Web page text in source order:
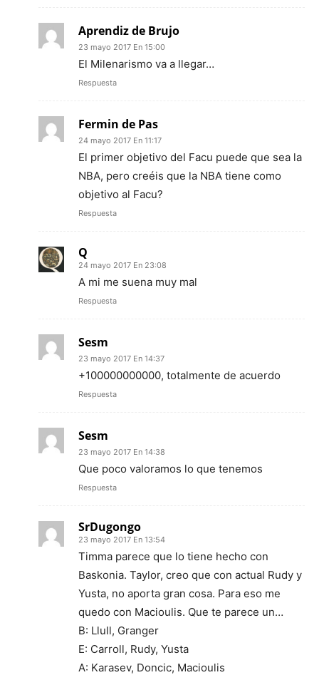
Aprendiz de Brujo
23 mayo 2017 En 15:00
El Milenarismo va a llegar…
Respuesta
Fermin de Pas
24 mayo 2017 En 11:17
El primer objetivo del Facu puede que sea la
NBA, pero creéis que la NBA tiene como
objetivo al Facu?
Respuesta
Q
24 mayo 2017 En 23:08
A mi me suena muy mal
Respuesta
Sesm
23 mayo 2017 En 14:37
+100000000000, totalmente de acuerdo
Respuesta
Sesm
23 mayo 2017 En 14:38
Que poco valoramos lo que tenemos
Respuesta
SrDugongo
23 mayo 2017 En 13:54
Timma parece que lo tiene hecho con
Baskonia. Taylor, creo que con actual Rudy y
Yusta, no aporta gran cosa. Para eso me
quedo con Macioulis. Que te parece un…
B: Llull, Granger
E: Carroll, Rudy, Yusta
A: Karasev, Doncic, Macioulis